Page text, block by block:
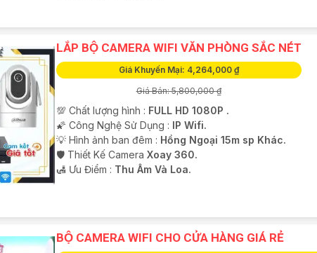
LẮP BỘ CAMERA WIFI VĂN PHÒNG SẮC NÉT
Giá Khuyến Mại: 4,264,000 ₫
Giá Bán: 5,800,000 ₫
💯 Chất lượng hình : FULL HD 1080P .
🌠 Công Nghệ Sử Dụng : IP Wifi.
💡 Hình ảnh ban đêm : Hồng Ngoại 15m sp Khác.
🛡 Thiết Kế Camera Xoay 360.
️🛃 Ưu Điểm : Thu Âm Và Loa.
BỘ CAMERA WIFI CHO CỬA HÀNG GIÁ RẺ